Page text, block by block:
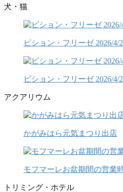
犬・猫
ビション・フリーゼ 2026/4/
ビション・フリーゼ 2026/4/
アクアリウム
かがみはら元気まつり出店
モフマーレお盆期間の営業
トリミング・ホテル